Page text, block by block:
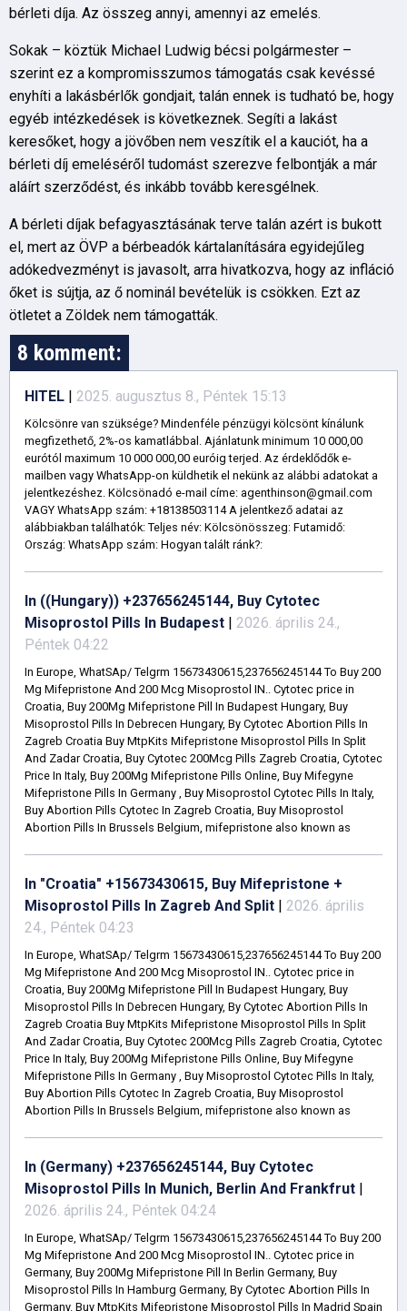
bérleti díja. Az összeg annyi, amennyi az emelés.
Sokak – köztük Michael Ludwig bécsi polgármester –
szerint ez a kompromisszumos támogatás csak kevéssé
enyhíti a lakásbérlők gondjait, talán ennek is tudható be, hogy
egyéb intézkedések is következnek. Segíti a lakást
keresőket, hogy a jövőben nem veszítik el a kauciót, ha a
bérleti díj emeléséről tudomást szerezve felbontják a már
aláírt szerződést, és inkább tovább keresgélnek.
A bérleti díjak befagyasztásának terve talán azért is bukott
el, mert az ÖVP a bérbeadók kártalanítására egyidejűleg
adókedvezményt is javasolt, arra hivatkozva, hogy az infláció
őket is sújtja, az ő nominál bevételük is csökken. Ezt az
ötletet a Zöldek nem támogatták.
8 komment:
HITEL | 2025. augusztus 8., Péntek 15:13
Kölcsönre van szüksége? Mindenféle pénzügyi kölcsönt kínálunk
megfizethető, 2%-os kamatlábbal. Ajánlatunk minimum 10 000,00
eurótól maximum 10 000 000,00 euróig terjed. Az érdeklődők e-
mailben vagy WhatsApp-on küldhetik el nekünk az alábbi adatokat a
jelentkezéshez. Kölcsönadó e-mail címe: agenthinson@gmail.com
VAGY WhatsApp szám: +18138503114 A jelentkező adatai az
alábbiakban találhatók: Teljes név: Kölcsönösszeg: Futamidő:
Ország: WhatsApp szám: Hogyan talált ránk?:
In ((Hungary)) +237656245144, Buy Cytotec
Misoprostol Pills In Budapest | 2026. április 24.,
Péntek 04:22
In Europe, WhatSAp/ Telgrm 15673430615,237656245144 To Buy 200
Mg Mifepristone And 200 Mcg Misoprostol IN.. Cytotec price in
Croatia, Buy 200Mg Mifepristone Pill In Budapest Hungary, Buy
Misoprostol Pills In Debrecen Hungary, By Cytotec Abortion Pills In
Zagreb Croatia Buy MtpKits Mifepristone Misoprostol Pills In Split
And Zadar Croatia, Buy Cytotec 200Mcg Pills Zagreb Croatia, Cytotec
Price In Italy, Buy 200Mg Mifepristone Pills Online, Buy Mifegyne
Mifepristone Pills In Germany , Buy Misoprostol Cytotec Pills In Italy,
Buy Abortion Pills Cytotec In Zagreb Croatia, Buy Misoprostol
Abortion Pills In Brussels Belgium, mifepristone also known as
In "Croatia" +15673430615, Buy Mifepristone +
Misoprostol Pills In Zagreb And Split | 2026. április
24., Péntek 04:23
In Europe, WhatSAp/ Telgrm 15673430615,237656245144 To Buy 200
Mg Mifepristone And 200 Mcg Misoprostol IN.. Cytotec price in
Croatia, Buy 200Mg Mifepristone Pill In Budapest Hungary, Buy
Misoprostol Pills In Debrecen Hungary, By Cytotec Abortion Pills In
Zagreb Croatia Buy MtpKits Mifepristone Misoprostol Pills In Split
And Zadar Croatia, Buy Cytotec 200Mcg Pills Zagreb Croatia, Cytotec
Price In Italy, Buy 200Mg Mifepristone Pills Online, Buy Mifegyne
Mifepristone Pills In Germany , Buy Misoprostol Cytotec Pills In Italy,
Buy Abortion Pills Cytotec In Zagreb Croatia, Buy Misoprostol
Abortion Pills In Brussels Belgium, mifepristone also known as
In (Germany) +237656245144, Buy Cytotec
Misoprostol Pills In Munich, Berlin And Frankfrut |
2026. április 24., Péntek 04:24
In Europe, WhatSAp/ Telgrm 15673430615,237656245144 To Buy 200
Mg Mifepristone And 200 Mcg Misoprostol IN.. Cytotec price in
Germany, Buy 200Mg Mifepristone Pill In Berlin Germany, Buy
Misoprostol Pills In Hamburg Germany, By Cytotec Abortion Pills In
Germany. Buy MtpKits Mifepristone Misoprostol Pills In Madrid Spain